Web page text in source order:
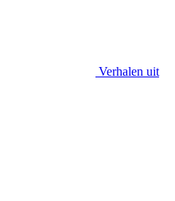
Verhalen uit